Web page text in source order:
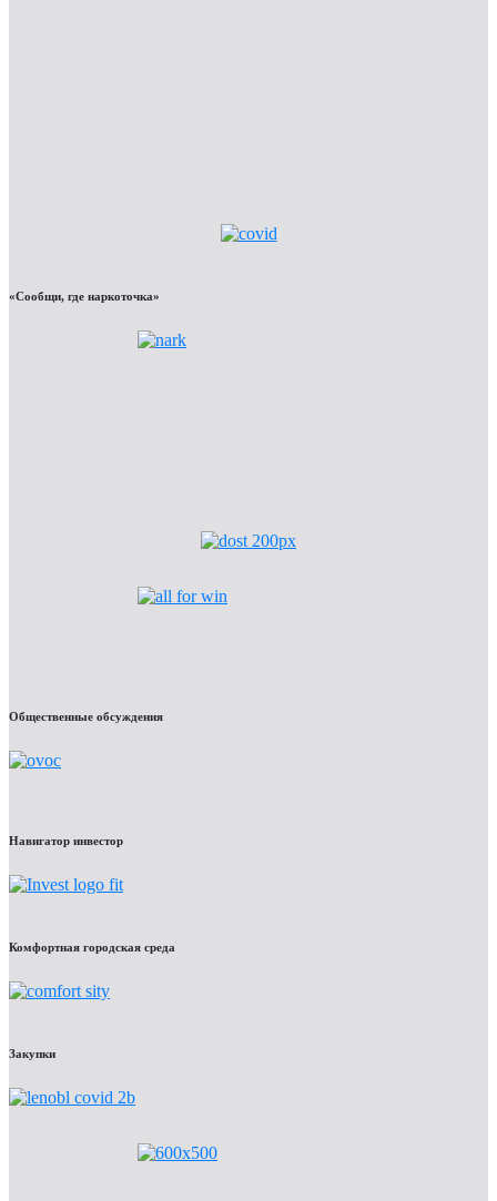
«Сообщи, где наркоточка»
Общественные обсуждения
Навигатор инвестор
Комфортная городская среда
Закупки